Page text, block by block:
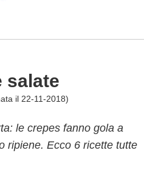
salate
il 22-11-2018)
le crepes fanno gola a
ripiene. Ecco 6 ricette tutte